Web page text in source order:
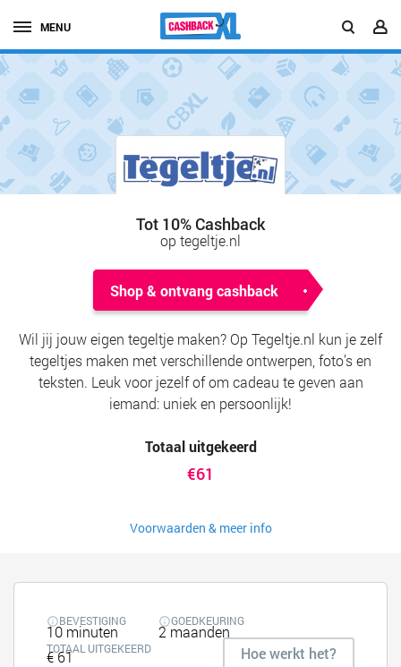
MENU
Tot 10% Cashback
op tegeltje.nl
Shop & ontvang cashback
Wil jij jouw eigen tegeltje maken? Op Tegeltje.nl kun je zelf
tegeltjes maken met verschillende ontwerpen, foto’s en
teksten. Leuk voor jezelf of om cadeau te geven aan
iemand: uniek en persoonlijk!
Totaal uitgekeerd
€61
Voorwaarden & meer info
BEVESTIGING
10 minuten
GOEDKEURING
2 maanden
TOTAAL UITGEKEERD
€ 61 Hoe werkt het?